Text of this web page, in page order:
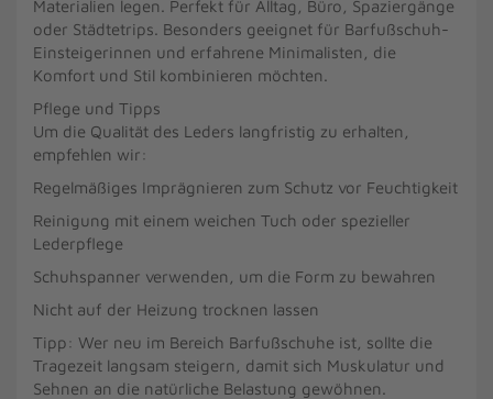
Materialien legen. Perfekt für Alltag, Büro, Spaziergänge
oder Städtetrips. Besonders geeignet für Barfußschuh-
Einsteigerinnen und erfahrene Minimalisten, die
Komfort und Stil kombinieren möchten.
Pflege und Tipps
Um die Qualität des Leders langfristig zu erhalten,
empfehlen wir:
Regelmäßiges Imprägnieren zum Schutz vor Feuchtigkeit
Reinigung mit einem weichen Tuch oder spezieller
Lederpflege
Schuhspanner verwenden, um die Form zu bewahren
Nicht auf der Heizung trocknen lassen
Tipp: Wer neu im Bereich Barfußschuhe ist, sollte die
Tragezeit langsam steigern, damit sich Muskulatur und
Sehnen an die natürliche Belastung gewöhnen.